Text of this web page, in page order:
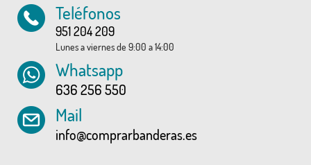
Teléfonos
951 204 209
Lunes a viernes de 9:00 a 14:00
Whatsapp
636 256 550
Mail
info@comprarbanderas.es